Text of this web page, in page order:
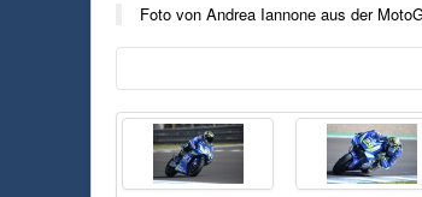
Foto von Andrea Iannone aus der
Foto:Andrea Iannone
Foto von Andrea Iannone aus der MotoGP 2018